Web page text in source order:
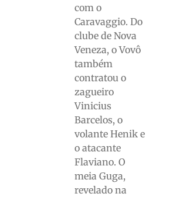
com o
Caravaggio. Do
clube de Nova
Veneza, o Vovô
também
contratou o
zagueiro
Vinicius
Barcelos, o
volante Henik e
o atacante
Flaviano. O
meia Guga,
revelado na